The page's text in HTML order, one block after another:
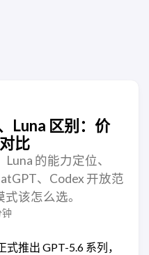
Luna 区别：价
比
的能力定位、
、Codex 开放范
该怎么选。
推出 GPT-5.6 系列，